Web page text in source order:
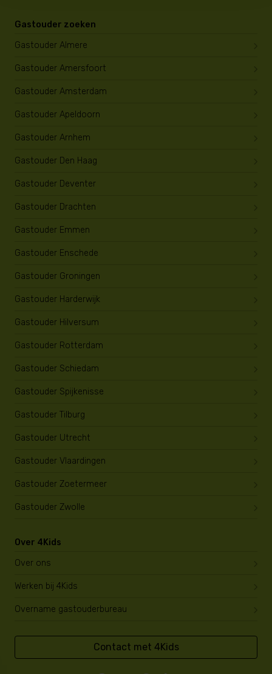
Gastouder zoeken
Gastouder Almere
Gastouder Amersfoort
Gastouder Amsterdam
Gastouder Apeldoorn
Gastouder Arnhem
Gastouder Den Haag
Gastouder Deventer
Gastouder Drachten
Gastouder Emmen
Gastouder Enschede
Gastouder Groningen
Gastouder Harderwijk
Gastouder Hilversum
Gastouder Rotterdam
Gastouder Schiedam
Gastouder Spijkenisse
Gastouder Tilburg
Gastouder Utrecht
Gastouder Vlaardingen
Gastouder Zoetermeer
Gastouder Zwolle
Over 4Kids
Over ons
Werken bij 4Kids
Overname gastouderbureau
Contact met 4Kids